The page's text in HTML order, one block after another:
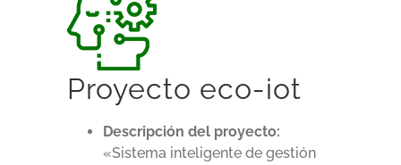
Proyecto eco-iot
Descripción del proyecto:
«Sistema inteligente de gestión